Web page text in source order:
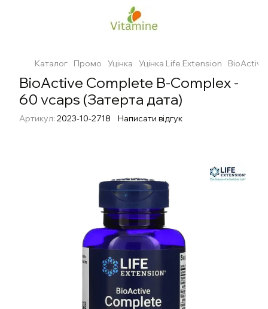
Каталог Промо Уцінка Уцінка Life Extension
BioActive Complete B-Complex -
60 vcaps (Затерта дата)
Артикул: 2023-10-2718 Написати відгук